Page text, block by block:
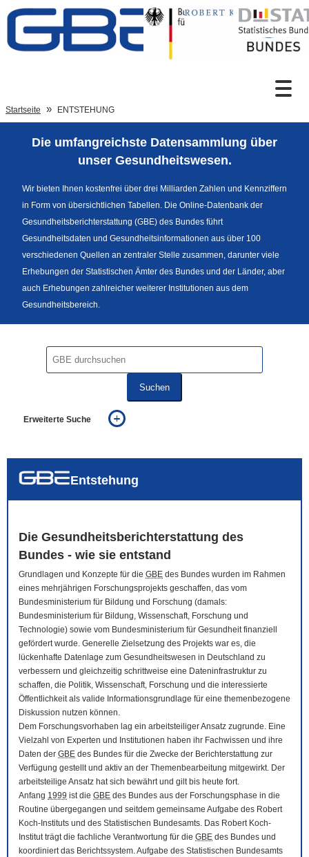
Zum Inhalt
Sprachumschaltung
Fußzeile
Startseite ENTSTEHUNG
Die umfangreichste Datensammlung über
unser Gesundheitswesen.
Wir bieten Ihnen kostenfrei über drei Milliarden Zahlen und Kennziffern
in Form von übersichtlichen Tabellen. Die Online-Datenbank der
Gesundheitsberichterstattung (GBE) des Bundes führt
Gesundheitsdaten und Gesundheitsinformationen aus über 100
verschiedenen Quellen an zentraler Stelle zusammen, darunter viele
Erhebungen der Statistischen Ämter des Bundes und der Länder, aber
auch Erhebungen zahlreicher weiterer Institutionen aus dem
Gesundheitsbereich.
Suchen
Erweiterte Suche
auch in allen Texten suchen (Volltextsuche)
Entstehung
Die Gesundheitsberichterstattung des
Bundes - wie sie entstand
Grundlagen und Konzepte für die GBE des Bundes wurden im Rahmen
eines mehrjährigen Forschungsprojekts geschaffen, das vom
Bundesministerium für Bildung und Forschung (damals:
Bundesministerium für Bildung, Wissenschaft, Forschung und
Technologie) sowie vom Bundesministerium für Gesundheit finanziell
gefördert wurde. Generelle Zielsetzung des Projekts war es, die
lückenhafte Datenlage zum Gesundheitswesen in Deutschland zu
verbessern und gleichzeitig schrittweise eine Dateninfrastruktur zu
schaffen, die Politik, Wissenschaft, Forschung und die interessierte
Öffentlichkeit als valide Informationsgrundlage für eine themenbezogene
Diskussion nutzen können.
Dem Forschungsvorhaben lag ein arbeitsteiliger Ansatz zugrunde. Eine
Vielzahl von Experten und Institutionen haben ihr Fachwissen und ihre
Daten der GBE des Bundes für die Zwecke der Berichterstattung zur
Verfügung gestellt und aktiv an der Themenbearbeitung mitgewirkt. Der
arbeitsteilige Ansatz hat sich bewährt und gilt bis heute fort.
Anfang 1999 ist die GBE des Bundes aus der Forschungsphase in die
Routine übergegangen und seitdem gemeinsame Aufgabe des Robert
Koch-Instituts und des Statistischen Bundesamts. Das Robert Koch-
Institut trägt die fachliche Verantwortung für die GBE des Bundes und
koordiniert das Berichtssystem. Aufgabe des Statistischen Bundesamts